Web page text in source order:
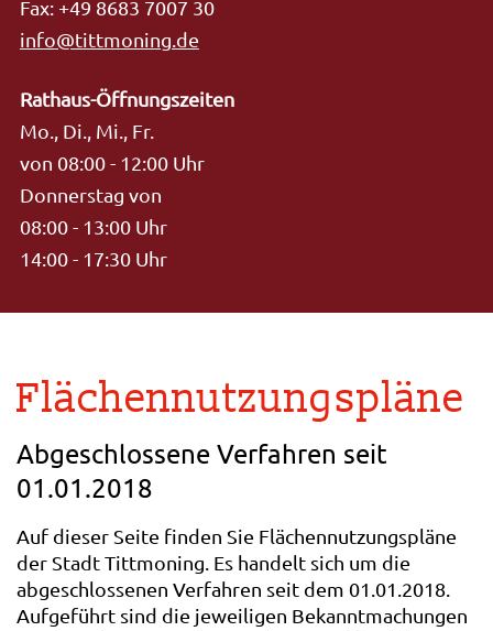
Fax: +49 8683 7007 30
info@tittmoning.de
Rathaus-Öffnungszeiten
Mo., Di., Mi., Fr.
von 08:00 - 12:00 Uhr
Donnerstag von
08:00 - 13:00 Uhr
14:00 - 17:30 Uhr
Flächennutzungspläne
Abgeschlossene Verfahren seit
01.01.2018
Auf dieser Seite finden Sie Flächennutzungspläne
der Stadt Tittmoning. Es handelt sich um die
abgeschlossenen Verfahren seit dem 01.01.2018.
Aufgeführt sind die jeweiligen Bekanntmachungen